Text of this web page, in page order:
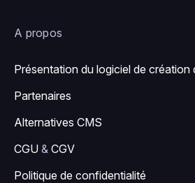
A propos
Présentation du logiciel de création
Partenaires
Alternatives CMS
CGU & CGV
Politique de confidentialité